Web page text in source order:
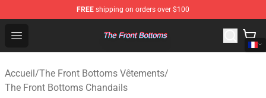
FREE shipping on orders over $100
Open menu
The Front Bottoms Store - Official The Front Bottoms
Accueil/The Front Bottoms Vêtements/
The Front Bottoms Chandails